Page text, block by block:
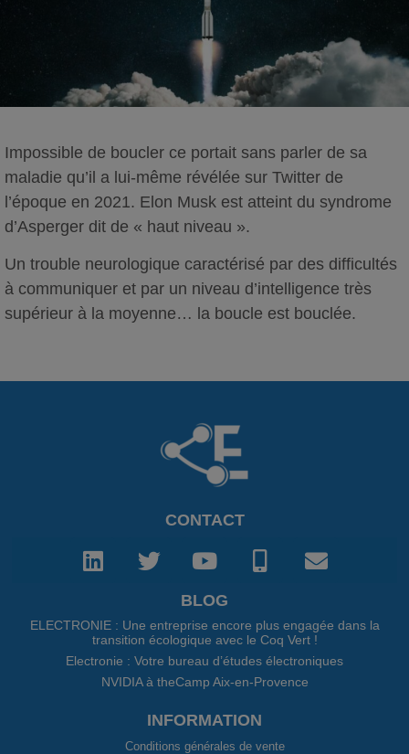
Impossible de boucler ce portait sans parler de sa
maladie qu’il a lui-même révélée sur Twitter de
l’époque en 2021. Elon Musk est atteint du syndrome
d’Asperger dit de « haut niveau ».
Un trouble neurologique caractérisé par des difficultés
à communiquer et par un niveau d’intelligence très
supérieur à la moyenne… la boucle est bouclée.
CONTACT
BLOG
ELECTRONIE : Une entreprise encore plus engagée dans la
transition écologique avec le Coq Vert !
Electronie : Votre bureau d’études électroniques
NVIDIA à theCamp Aix-en-Provence
INFORMATION
Conditions générales de vente